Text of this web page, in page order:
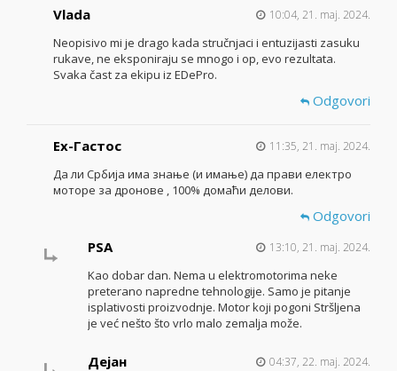
Vlada 10:04, 21. maj. 2024.
Neopisivo mi je drago kada stručnjaci i entuzijasti zasuku
rukave, ne eksponiraju se mnogo i op, evo rezultata.
Svaka čast za ekipu iz EDePro.
Odgovori
Ех-Гастос 11:35, 21. maj. 2024.
Да ли Србија има знање (и имање) да прави електро
моторе за дронове , 100% домаћи делови.
Odgovori
PSA
13:10, 21. maj. 2024.
Kao dobar dan. Nema u elektromotorima neke
preterano napredne tehnologije. Samo je pitanje
isplativosti proizvodnje. Motor koji pogoni Stršljena
je već nešto što vrlo malo zemalja može.
Дејан 04:37, 22. maj. 2024.